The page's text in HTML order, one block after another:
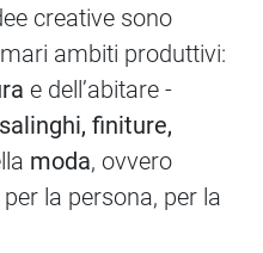
creative sono
ambiti produttivi:
e dell’abitare -
finiture,
moda, ovvero
la persona, per la